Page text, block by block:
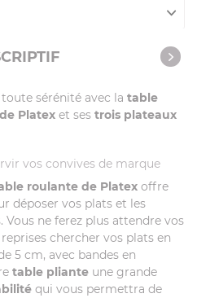
sérénité avec la table
Platex et ses trois plateaux
vos convives de marque
roulante de Platex offre
déposer vos plats et les
Vous ne ferez plus attendre vos
chercher vos plats en
5 cm, avec bandes en
table pliante une grande
qui vous permettra de